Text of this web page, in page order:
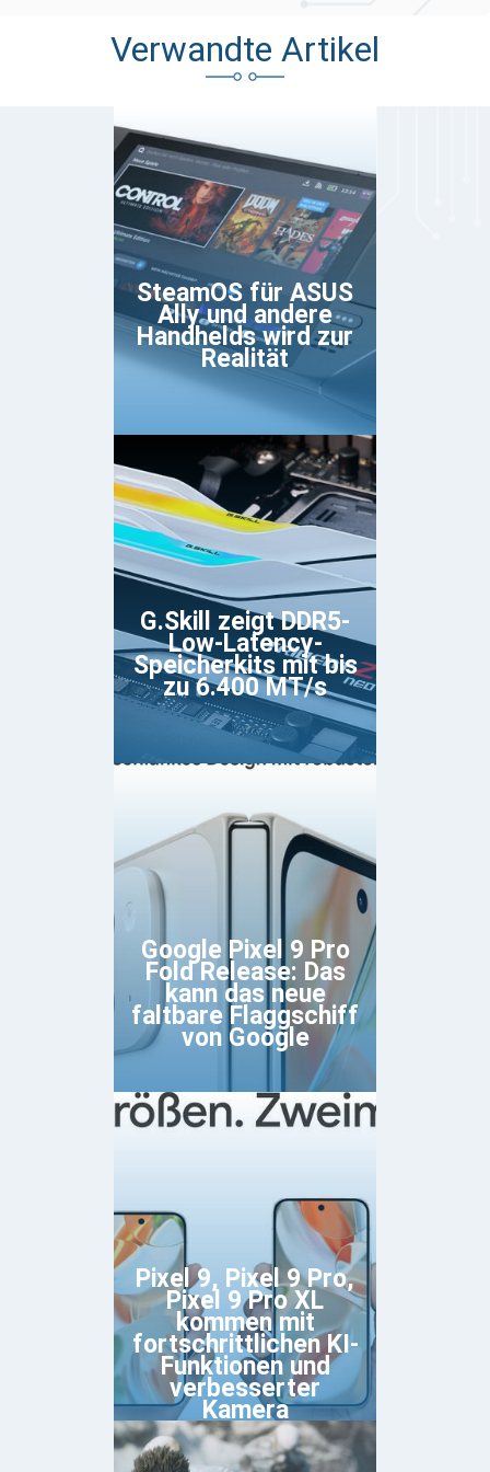
Verwandte Artikel
SteamOS für ASUS
Ally und andere
Handhelds wird zur
Realität
G.Skill zeigt DDR5-
Low-Latency-
Speicherkits mit bis
zu 6.400 MT/s
Google Pixel 9 Pro
Fold Release: Das
kann das neue
faltbare Flaggschiff
von Google
Pixel 9, Pixel 9 Pro,
Pixel 9 Pro XL
kommen mit
fortschrittlichen KI-
Funktionen und
verbesserter
Kamera